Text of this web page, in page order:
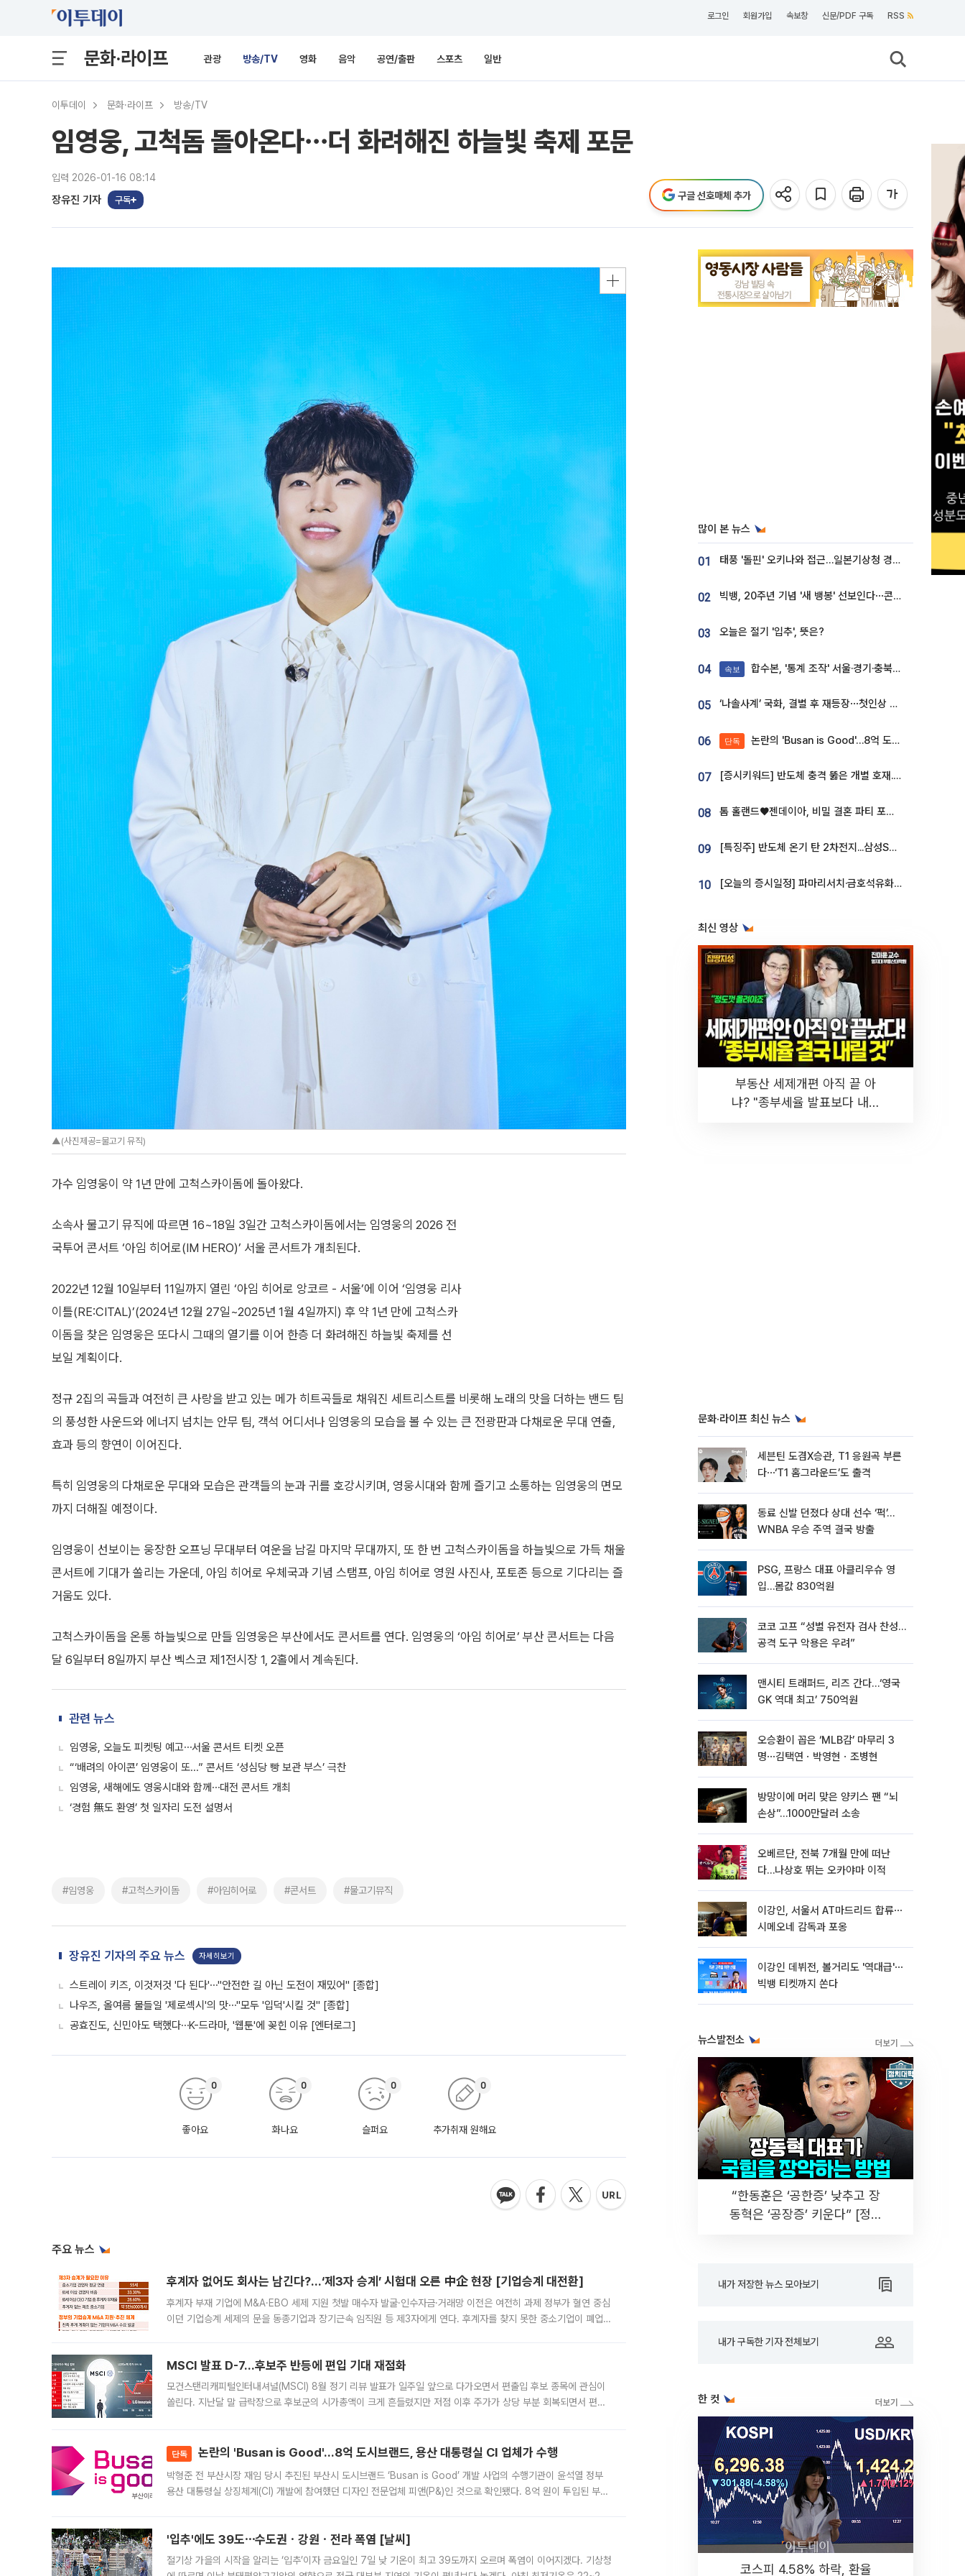
로그인 회원가입 속보창 신문/PDF 구독 RSS
문화·라이프 관광 방송/TV 영화 음악 공연/출판 스포츠 일반
이투데이 문화·라이프 방송/TV
임영웅, 고척돔 돌아온다⋯더 화려해진 하늘빛 축제 포문
입력 2026-01-16 08:14
장유진 기자 구독 구글 선호매체 추가
▲(사진제공=물고기 뮤직)
가수 임영웅이 약 1년 만에 고척스카이돔에 돌아왔다.
소속사 물고기 뮤직에 따르면 16~18일 3일간 고척스카이돔에서는 임영웅의 2026 전
국투어 콘서트 ‘아임 히어로(IM HERO)’ 서울 콘서트가 개최된다.
2022년 12월 10일부터 11일까지 열린 ‘아임 히어로 앙코르 - 서울’에 이어 ‘임영웅 리사
이틀(RE:CITAL)’(2024년 12월 27일~2025년 1월 4일까지) 후 약 1년 만에 고척스카
이돔을 찾은 임영웅은 또다시 그때의 열기를 이어 한층 더 화려해진 하늘빛 축제를 선
보일 계획이다.
정규 2집의 곡들과 여전히 큰 사랑을 받고 있는 메가 히트곡들로 채워진 세트리스트를 비롯해 노래의 맛을 더하는 밴드 팀
의 풍성한 사운드와 에너지 넘치는 안무 팀, 객석 어디서나 임영웅의 모습을 볼 수 있는 큰 전광판과 다채로운 무대 연출,
효과 등의 향연이 이어진다.
특히 임영웅의 다채로운 무대와 모습은 관객들의 눈과 귀를 호강시키며, 영웅시대와 함께 즐기고 소통하는 임영웅의 면모
까지 더해질 예정이다.
임영웅이 선보이는 웅장한 오프닝 무대부터 여운을 남길 마지막 무대까지, 또 한 번 고척스카이돔을 하늘빛으로 가득 채울
콘서트에 기대가 쏠리는 가운데, 아임 히어로 우체국과 기념 스탬프, 아임 히어로 영원 사진사, 포토존 등으로 기다리는 즐
거움도 있다.
고척스카이돔을 온통 하늘빛으로 만들 임영웅은 부산에서도 콘서트를 연다. 임영웅의 ‘아임 히어로’ 부산 콘서트는 다음
달 6일부터 8일까지 부산 벡스코 제1전시장 1, 2홀에서 계속된다.
관련 뉴스
임영웅, 오늘도 피켓팅 예고⋯서울 콘서트 티켓 오픈
“‘배려의 아이콘’ 임영웅이 또...” 콘서트 ‘성심당 빵 보관 부스’ 극찬
임영웅, 새해에도 영웅시대와 함께⋯대전 콘서트 개최
‘경험 無도 환영’ 첫 일자리 도전 설명서
#임영웅 #고척스카이돔 #아임히어로 #콘서트 #물고기뮤직
장유진 기자의 주요 뉴스 자세히보기
스트레이 키즈, 이것저것 '다 된다'⋯"안전한 길 아닌 도전이 재밌어" [종합]
나우즈, 올여름 물들일 '제로섹시'의 맛⋯"모두 '입덕'시킬 것" [종합]
공효진도, 신민아도 택했다⋯K-드라마, '웹툰'에 꽂힌 이유 [엔터로그]
좋아요
0
화나요
0
슬퍼요
0
추가취재 원해요
0
주요 뉴스
후계자 없어도 회사는 남긴다?…‘제3자 승계’ 시험대 오른 中企 현장 [기업승계 대전환]
후계자 부재 기업에 M&A·EBO 세제 지원 첫발 매수자 발굴·인수자금·거래망 이전은 여전히 과제 정부가 혈연 중심
이던 기업승계 세제의 문을 동종기업과 장기근속 임직원 등 제3자에게 연다. 후계자를 찾지 못한 중소기업이 폐업
MSCI 발표 D-7…후보주 반등에 편입 기대 재점화
모건스탠리캐피털인터내셔널(MSCI) 8월 정기 리뷰 발표가 일주일 앞으로 다가오면서 편출입 후보 종목에 관심이
쏠린다. 지난달 말 급락장으로 후보군의 시가총액이 크게 흔들렸지만 저점 이후 주가가 상당 부분 회복되면서 편입
단독 논란의 'Busan is Good'…8억 도시브랜드, 용산 대통령실 CI 업체가 수행
박형준 전 부산시장 재임 당시 추진된 부산시 도시브랜드 ‘Busan is Good’ 개발 사업의 수행기관이 윤석열 정부
용산 대통령실 상징체계(CI) 개발에 참여했던 디자인 전문업체 피앤(P&)인 것으로 확인됐다. 8억 원이 투입된 부산
'입추'에도 39도⋯수도권ㆍ강원ㆍ전라 폭염 [날씨]
절기상 가을의 시작을 알리는 ‘입추’이자 금요일인 7일 낮 기온이 최고 39도까지 오르며 폭염이 이어지겠다. 기상청
많이 본 뉴스
01 태풍 '돌핀' 오키나와 접근…일본기상청 경로 업데이트
02 빅뱅, 20주년 기념 '새 뱅봉' 선보인다⋯콘서트 앞두고 팝업 개최
03 오늘은 절기 '입추', 뜻은?
04 속보 합수본, '통계 조작' 서울·경기·충북 선관위 등 추가 압수수색
05 ‘나솔사계’ 국화, 결별 후 재등장⋯첫인상 투표 휩쓸고 ‘인기녀’ 등극
06 단독 논란의 'Busan is Good'…8억 도시브랜드, 용산 대통령실 CI 업체가 수행
07 [증시키워드] 반도체 충격 뚫은 개별 호재...포스코퓨처엠·에코프로·한화솔루션 '눈길'
08 톰 홀랜드♥젠데이아, 비밀 결혼 파티 포착⋯호텔 대관비만 9억
09 [특징주] 반도체 온기 탄 2차전지...삼성SDI, 장 초반 7% 넘게 껑충
10 [오늘의 증시일정] 파마리서치·금호석유화학·코오롱인더·상상인증권 등
최신 영상
부동산 세제개편 아직 끝 아
냐? "종부세율 발표보다 내릴
문화·라이프 최신 뉴스
세븐틴 도겸X승관, T1 응원곡 부른
다⋯‘T1 홈그라운드’도 출격
동료 신발 던졌다 상대 선수 ‘퍽’…
WNBA 우승 주역 결국 방출
PSG, 프랑스 대표 아클리우슈 영
입…몸값 830억원
코코 고프 “성별 유전자 검사 찬성…
공격 도구 악용은 우려”
맨시티 트래퍼드, 리즈 간다…‘영국
GK 역대 최고’ 750억원
오승환이 꼽은 ‘MLB감’ 마무리 3
명⋯김택연ㆍ박영현ㆍ조병현
방망이에 머리 맞은 양키스 팬 “뇌
손상”…1000만달러 소송
오베르단, 전북 7개월 만에 떠난
다…나상호 뛰는 오카야마 이적
이강인, 서울서 AT마드리드 합류⋯
시메오네 감독과 포옹
이강인 데뷔전, 볼거리도 '역대급'⋯
빅뱅 티켓까지 쏜다
뉴스발전소
“한동훈은 ‘공한증’ 낮추고 장
동혁은 ‘공장증’ 키운다” [정치
내가 저장한 뉴스 모아보기
내가 구독한 기자 전체보기
한 컷
코스피 4.58% 하락, 환율